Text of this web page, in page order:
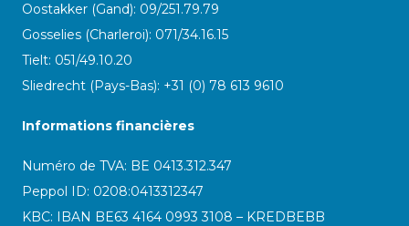
Oostakker (Gand): 09/251.79.79
Gosselies (Charleroi): 071/34.16.15
Tielt: 051/49.10.20
Sliedrecht (Pays-Bas): +31 (0) 78 613 9610
Informations financières
Numéro de TVA: BE 0413.312.347
Peppol ID: 0208:0413312347
KBC: IBAN BE63 4164 0993 3108 – KREDBEBB